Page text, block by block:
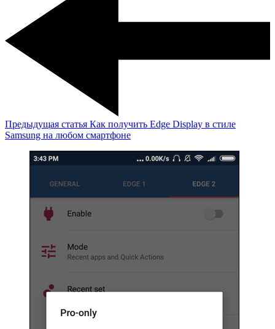
Предыдущая статья Как получить Edge Display в стиле
Samsung на любом смартфоне